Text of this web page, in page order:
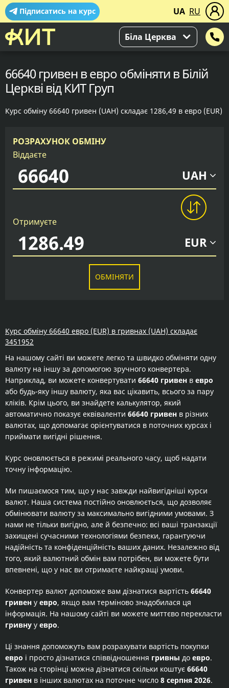
Підписатись на курс UA RU
Біла Церква
66640 гривен в евро обміняти в Білій
Церкві від КИТ Груп
Курс обміну 66640 гривен (UAH) складає 1286,49 в евро (EUR)
РОЗРАХУНОК ОБМІНУ
Віддаєте
UAH
Отримуєте
EUR
ОБМІНЯТИ
Курс обміну 66640 евро (EUR) в гривнах (UAH) складає
3451952
На нашому сайті ви можете легко та швидко обміняти одну
валюту на іншу за допомогою зручного конвертера.
Наприклад, ви можете конвертувати 66640 гривен в евро
або будь-яку іншу валюту, яка вас цікавить, всього за пару
кліків. Крім цього, ви знайдете калькулятор, який
автоматично показує еквіваленти 66640 гривен в різних
валютах, що допомагає орієнтуватися в поточних курсах і
приймати вигідні рішення.
Курс оновлюється в режимі реального часу, щоб надати
точну інформацію.
Ми пишаємося тим, що у нас завжди найвигідніші курси
валют. Наша система постійно оновлюється, що дозволяє
обмінювати валюту за максимально вигідними умовами. З
нами не тільки вигідно, але й безпечно: всі ваші транзакції
захищені сучасними технологіями безпеки, гарантуючи
надійність та конфіденційність ваших даних. Незалежно від
того, який валютний обмін вам потрібен, ви можете бути
впевнені, що у нас ви отримаєте найкращі умови.
Конвертер валют допоможе вам дізнатися вартість 66640
гривен у евро, якщо вам терміново знадобилася ця
інформація. На нашому сайті ви можете миттєво перекласти
гривну у евро.
Ці знання допоможуть вам розрахувати вартість покупки
евро і просто дізнатися співвідношення гривны до евро.
Також на сторінці можна дізнатися скільки коштує 66640
гривен в інших валютах на поточне число 8 серпня 2026.